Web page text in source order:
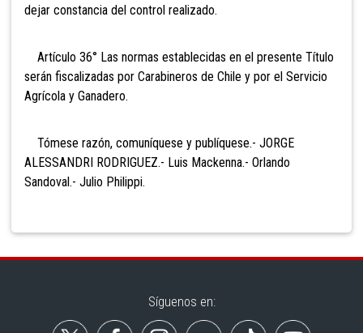
dejar constancia del control realizado.
Artículo 36° Las normas establecidas en el presente Título
serán fiscalizadas por Carabineros de Chile y por el Servicio
Agrícola y Ganadero.
Tómese razón, comuníquese y publíquese.- JORGE
ALESSANDRI RODRIGUEZ.- Luis Mackenna.- Orlando
Sandoval.- Julio Philippi.
Síguenos en: